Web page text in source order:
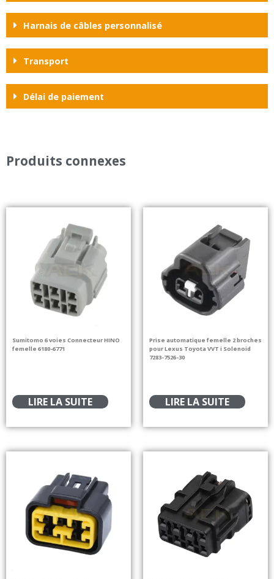
Harnais de câbles personnalisé
Transport
Délai de paiement
Produits connexes
Sumitomo 6 voies Connecteur HINO
femelle 6180-6771
LIRE LA SUITE
Prise automatique femelle 2 broches
pour Lexus Toyota VVT i Solenoid
7283-7526-30
LIRE LA SUITE